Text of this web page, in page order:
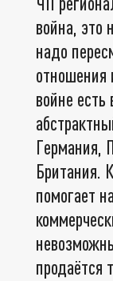
война, это
надо
отношения
войне
Германия,
Британия.
помогает
продаётся